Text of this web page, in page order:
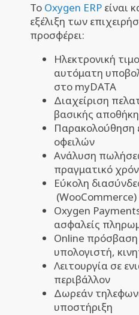
Το Oxygen ERP είναι
εξέλιξη των
προσφέρει:
Ηλεκτρονική
αυτόματη
στο myDATA
Διαχείριση
βασικής
Παρακολούθηση
οφειλών
Ανάλυση
πραγματικό
Εύκολη
(WooCommerce)
Oxygen
ασφαλείς
Online
υπολογιστή,
Λειτουργία σε
περιβάλλον
Δωρεάν
υποστήριξη